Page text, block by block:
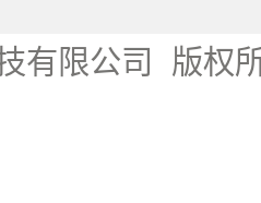
有限公司 版权